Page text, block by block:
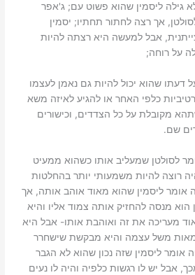
גילה ליסמין שהוא פשוט עם; ג'אפר
אך רצה לחתור תחתיו; יסמין
אבל למעשה היא רצתה להיות
על רוחה;
שהוא יכול להיות גם נאמן לעצמו
כלפי האחר או להגיע לאיזה משא
מקובלת על כל הצדדים, וכישורים
שם.
לסולטן שמעליב אותו כשהוא ממעיט
רוצה להיות משמעותי יותר בהחלטות
אומר ליסמין שהוא מאוד אוהב אותה, אך
מנסה להחזיק אותה צמוד אליו והיא
מעריכה את זה ואוהבת אותו- אבל היא
משל עצמה והיא מבקשת שישחרר
אומר ליסמין שזה נכון שהוא לא הגבר
אבל יש לו רגשות כלפיה והיה לו נעים